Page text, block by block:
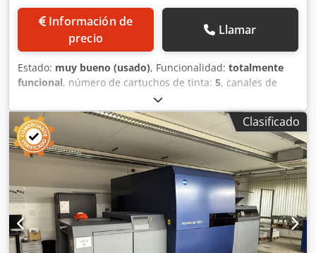
Información de
precio
Llamar
Estado: muy bueno (usado), Funcionalidad: totalmente
funcional, número de cartuchos de tinta: 5, canales de
2.400 PPP (puntos por
pulgada), número de bandejas de alimentación:6, lectura
del contador (negro):121.531, lectura del contador (color):
236.585, tensión de entrada:220 V, Equipamiento:
auto
dúplex, Xerox PrimeLink C9070, que incluye OCT, 1OHCF y
un controlador Fiery externo con Windows 10, que
funciona en un SSD. Contador total de impresiones a color:
236.585 Contador total de impresiones en blanco y negro:
121.531 Contador total: 358.116 ⚡ Alta productividad con
70 páginas a color por minuto. 🎨 Calidad de color muy
consistente gracias al controlador EX Fiery. 📚 Adecuada
Clasificado